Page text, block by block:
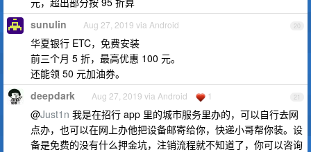
20
sunulin Aug 27, 2019 via Android
华夏银行 ETC，免费安装
前三个月 5 折，最高优惠 100 元。
还能领 50 元加油券。
21
deepdark Aug 27, 2019 via Android 1
@Just1n 我是在招行 app 里的城市服务里办的，可以自行去网
点办，也可以在网上办他把设备邮寄给你，快递小哥帮你装。设
备是免费的没有什么押金坑，注销流程就不知道了，你可以咨询